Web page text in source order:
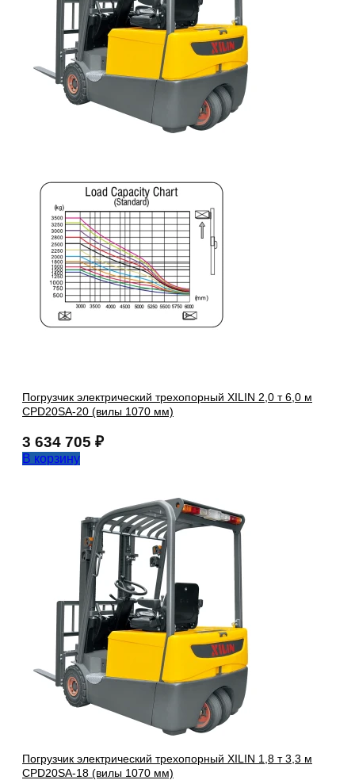
Погрузчик электрический трехопорный XILIN 2,0 т 6,0 м
CPD20SA-20 (вилы 1070 мм)
3 634 705 ₽
В корзину
Погрузчик электрический трехопорный XILIN 1,8 т 3,3 м
CPD20SA-18 (вилы 1070 мм)